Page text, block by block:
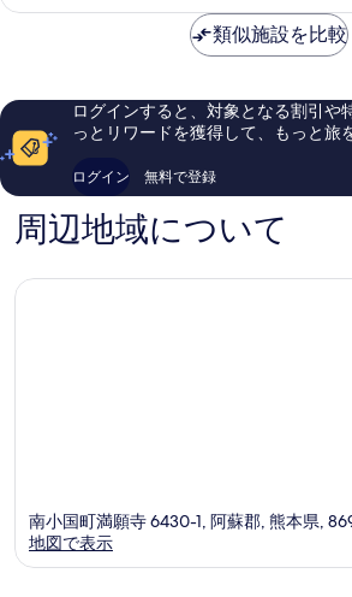
て
ら
い、
口
302
件
の
類似施設を比較
ログインすると、対象となる割引や
っとリワードを獲得して、もっと旅
ログイン 無料で登録
周辺地域について
南小国町満願寺 6430-1, 阿蘇郡, 熊本県,
地図で表示